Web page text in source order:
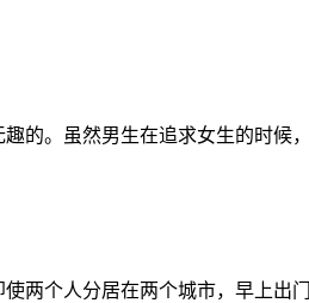
的。虽然男生在追求女生的时候
两个人分居在两个城市，早上出